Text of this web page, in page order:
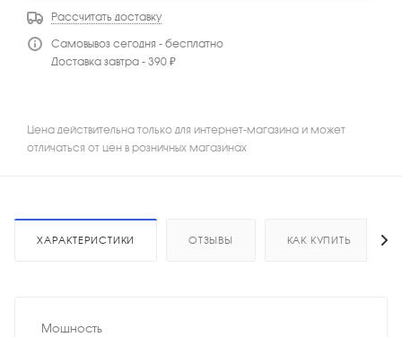
Рассчитать доставку
Самовывоз сегодня - бесплатно
Доставка завтра - 390 ₽
Цена действительна только для интернет-магазина и может
отличаться от цен в розничных магазинах
ХАРАКТЕРИСТИКИ ОТЗЫВЫ КАК КУПИТЬ
Мощность